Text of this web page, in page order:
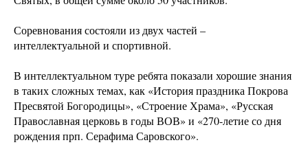
Соревнования состояли из двух частей –
интеллектуальной и спортивной.
В интеллектуальном туре ребята показали хорошие знания
в таких сложных темах, как «История праздника Покрова
Пресвятой Богородицы», «Строение Храма», «Русская
Православная церковь в годы ВОВ» и «270-летие со дня
рождения прп. Серафима Саровского».